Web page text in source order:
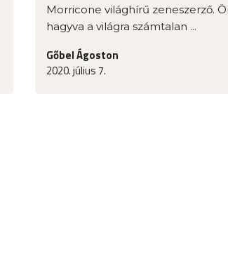
Morricone világhírű zeneszerző.
hagyva a világra számtalan ...
Gőbel Ágoston
2020. július 7.